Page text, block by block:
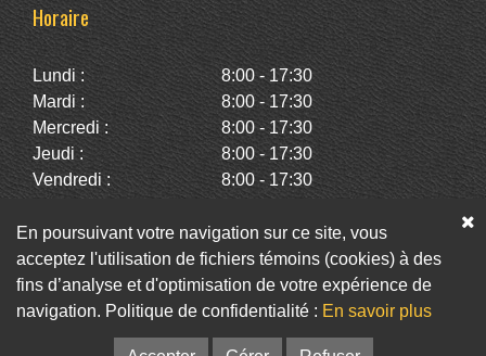
Horaire
Lundi :
8:00 - 17:30
Mardi :
8:00 - 17:30
Mercredi :
8:00 - 17:30
Jeudi :
8:00 - 17:30
Vendredi :
8:00 - 17:30
Dimanche :
Fermé
Facebook Twitter Infolettre
En poursuivant votre navigation sur ce site, vous
acceptez l'utilisation de fichiers témoins (cookies) à des
fins d’analyse et d'optimisation de votre expérience de
navigation. Politique de confidentialité : En savoir plus